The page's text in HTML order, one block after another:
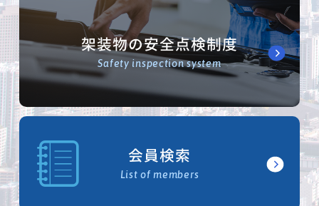
架装物の安全点検制度
Safety inspection system
会員検索
List of members